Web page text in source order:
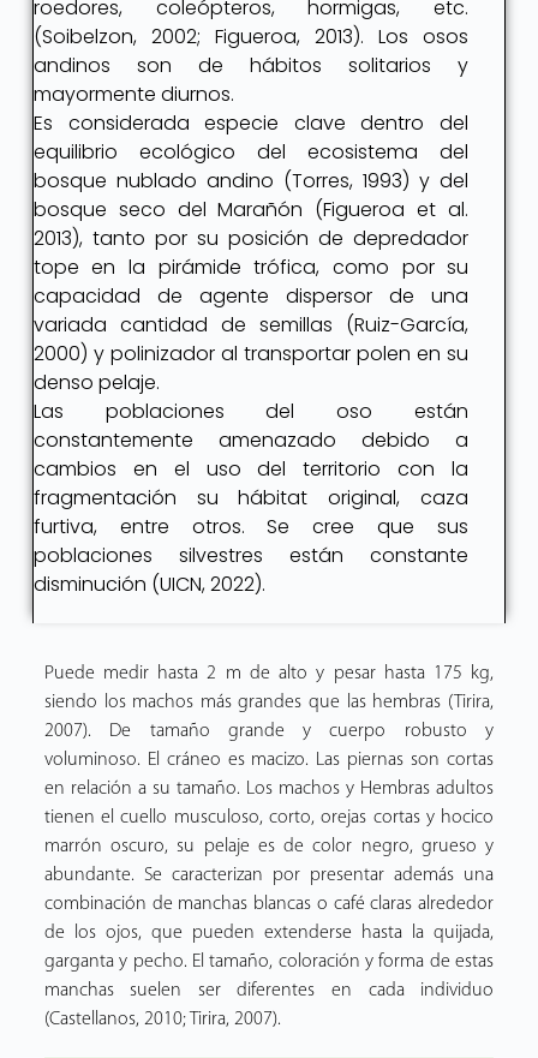
roedores, coleópteros, hormigas, etc.
(Soibelzon, 2002; Figueroa, 2013). Los osos
andinos son de hábitos solitarios y
mayormente diurnos.
Es considerada especie clave dentro del
equilibrio ecológico del ecosistema del
bosque nublado andino (Torres, 1993) y del
bosque seco del Marañón (Figueroa et al.
2013), tanto por su posición de depredador
tope en la pirámide trófica, como por su
capacidad de agente dispersor de una
variada cantidad de semillas (Ruiz-García,
2000) y polinizador al transportar polen en su
denso pelaje.
Las poblaciones del oso están
constantemente amenazado debido a
cambios en el uso del territorio con la
fragmentación su hábitat original, caza
furtiva, entre otros. Se cree que sus
poblaciones silvestres están constante
disminución (UICN, 2022).
Puede medir hasta 2 m de alto y pesar hasta 175 kg,
siendo los machos más grandes que las hembras (Tirira,
2007). De tamaño grande y cuerpo robusto y
voluminoso. El cráneo es macizo. Las piernas son cortas
en relación a su tamaño. Los machos y Hembras adultos
tienen el cuello musculoso, corto, orejas cortas y hocico
marrón oscuro, su pelaje es de color negro, grueso y
abundante. Se caracterizan por presentar además una
combinación de manchas blancas o café claras alrededor
de los ojos, que pueden extenderse hasta la quijada,
garganta y pecho. El tamaño, coloración y forma de estas
manchas suelen ser diferentes en cada individuo
(Castellanos, 2010; Tirira, 2007).